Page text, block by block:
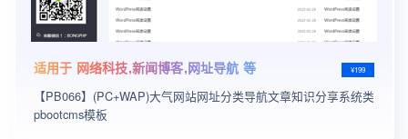
适用于 网络科技,新闻博客,网址导航 等
【PB066】(PC+WAP)大气网站网址分类导航文章知识分享系统类
pbootcms模板
¥199